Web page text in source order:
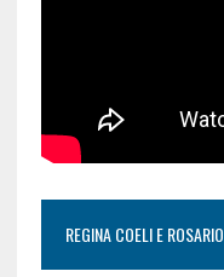
REGINA COELI E ROSARIO